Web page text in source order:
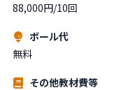
ボール代
無料
その他教材費等